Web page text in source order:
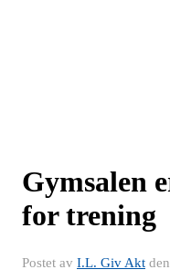
Gymsalen
for trening
Postet av I.L. Giv Akt den